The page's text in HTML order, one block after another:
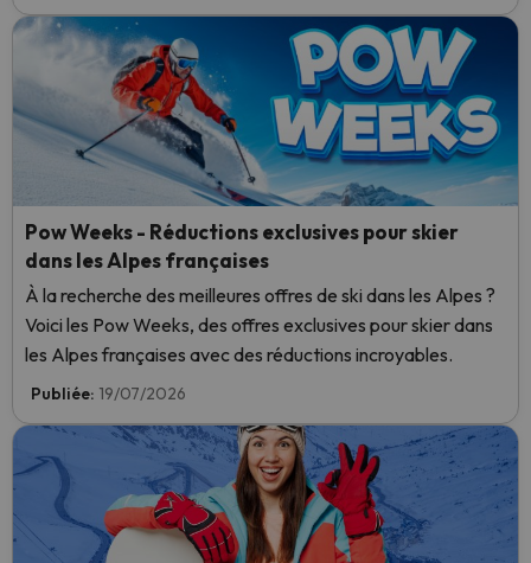
Pow Weeks - Réductions exclusives pour skier
dans les Alpes françaises
À la recherche des meilleures offres de ski dans les Alpes ?
Voici les Pow Weeks, des offres exclusives pour skier dans
les Alpes françaises avec des réductions incroyables.
Publiée: 19/07/2026